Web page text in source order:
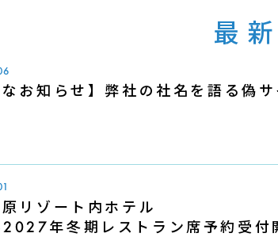
最
なお知らせ】弊社の社名を語る偽
リゾート内ホテル
年冬期レストラン席予約受付